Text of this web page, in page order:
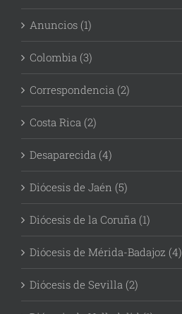
Anuncios (1)
Colombia (3)
Correspondencia (2)
Costa Rica (2)
Desaparecida (4)
Diócesis de Jaén (5)
Diócesis de la Coruña (1)
Diócesis de Mérida-Badajoz (4)
Diócesis de Sevilla (2)